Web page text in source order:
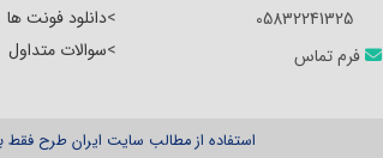
05832241325
فرم تماس
>دانلود فونت ها
>سوالات متداول
استفاده از مطالب سایت ایران طرح فقط